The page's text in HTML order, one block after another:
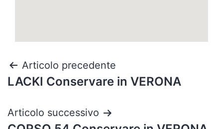
Articolo precedente
LACKI Conservare in VERONA
Articolo successivo